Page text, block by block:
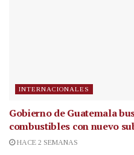
INTERNACIONALES
Gobierno de Guatemala
combustibles con nuevo
HACE 2 SEMANAS